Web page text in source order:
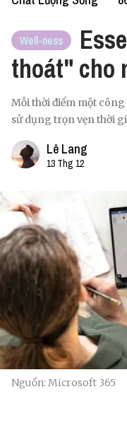
Well-ness
thoát" cho
Mỗi thời điểm một
sử dụng trọn vẹn thời
Lê Lang
13 Thg 12
Nguồn: Microsoft 365